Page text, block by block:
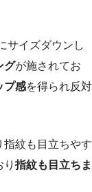
サイズダウンし
グが施されてお
プ感を得られ反対
指紋も目立ちやす
指紋も目立ちま